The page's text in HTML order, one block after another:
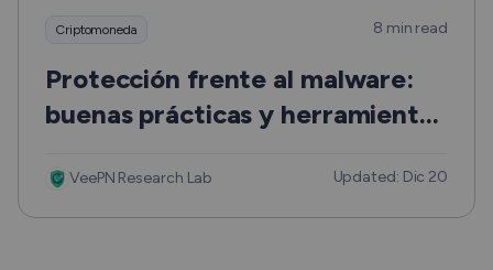
Criptomoneda 8 min read
Protección frente al malware:
buenas prácticas y herramientas
VeePN Research Lab Updated: Dic 20